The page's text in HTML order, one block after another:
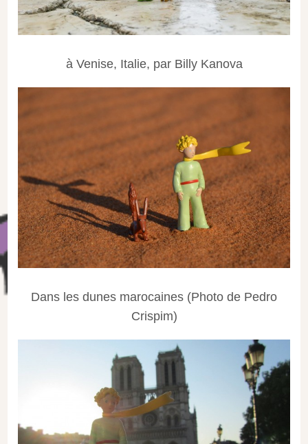
à Venise, Italie, par Billy Kanova
Dans les dunes marocaines (Photo de Pedro
Crispim)